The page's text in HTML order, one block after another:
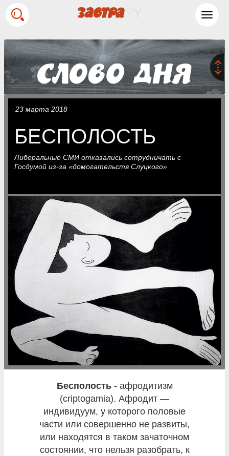
23 марта 2018
БЕСПОЛОСТЬ
Либеральные СМИ отказались сотрудничать с
Госдумой из-за «домогательств Слуцкого»
бесполость - афродитизм
(criptogamia). Афродит —
индивидуум, у которого половые
части или совершенно не развиты,
или находятся в таком зачаточном
состоянии, что нельзя разобрать, к